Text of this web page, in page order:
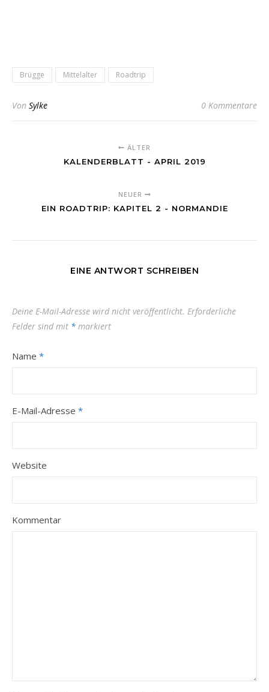
Brügge Mittelalter Roadtrip
Von Sylke 0 Kommentare
ÄLTER
KALENDERBLATT - APRIL 2019
NEUER
EIN ROADTRIP: KAPITEL 2 - NORMANDIE
EINE ANTWORT SCHREIBEN
Deine E-Mail-Adresse wird nicht veröffentlicht. Erforderliche
Felder sind mit * markiert
Name *
E-Mail-Adresse *
Website
Kommentar